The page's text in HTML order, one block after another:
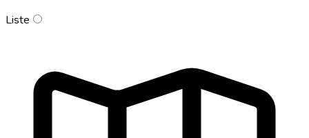
Liste